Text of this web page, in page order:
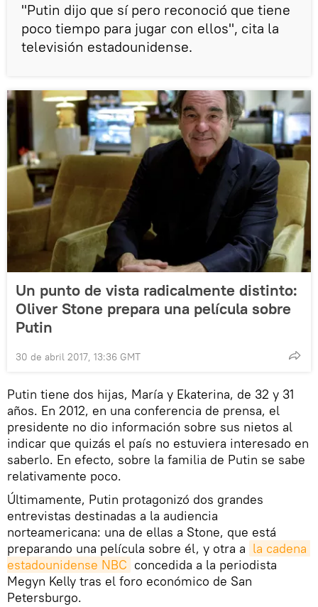
"Putin dijo que sí pero reconoció que tiene
poco tiempo para jugar con ellos", cita la
televisión estadounidense.
Un punto de vista radicalmente distinto:
Oliver Stone prepara una película sobre
Putin
30 de abril 2017, 13:36 GMT
Putin tiene dos hijas, María y Ekaterina, de 32 y 31
años. En 2012, en una conferencia de prensa, el
presidente no dio información sobre sus nietos al
indicar que quizás el país no estuviera interesado en
saberlo. En efecto, sobre la familia de Putin se sabe
relativamente poco.
Últimamente, Putin protagonizó dos grandes
entrevistas destinadas a la audiencia
norteamericana: una de ellas a Stone, que está
preparando una película sobre él, y otra a la cadena
estadounidense NBC concedida a la periodista
Megyn Kelly tras el foro económico de San
Petersburgo.